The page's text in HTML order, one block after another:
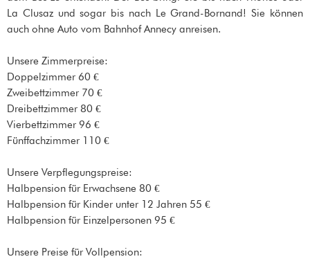
La Clusaz und sogar bis nach Le Grand-Bornand! Sie können
auch ohne Auto vom Bahnhof Annecy anreisen.
Unsere Zimmerpreise:
Doppelzimmer 60 €
Zweibettzimmer 70 €
Dreibettzimmer 80 €
Vierbettzimmer 96 €
Fünffachzimmer 110 €
Unsere Verpflegungspreise:
Halbpension für Erwachsene 80 €
Halbpension für Kinder unter 12 Jahren 55 €
Halbpension für Einzelpersonen 95 €
Unsere Preise für Vollpension: